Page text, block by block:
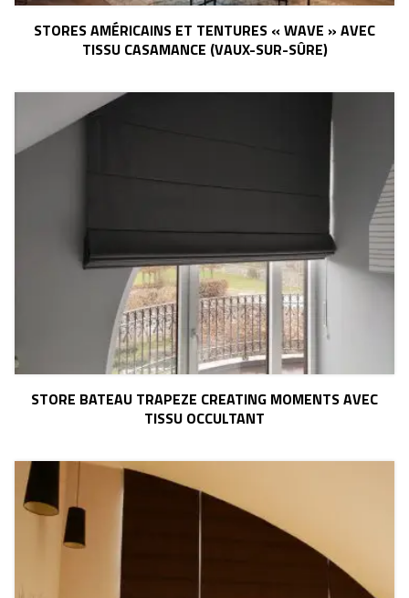
STORES AMÉRICAINS ET TENTURES « WAVE » AVEC
TISSU CASAMANCE (VAUX-SUR-SÛRE)
STORE BATEAU TRAPEZE CREATING MOMENTS AVEC
TISSU OCCULTANT